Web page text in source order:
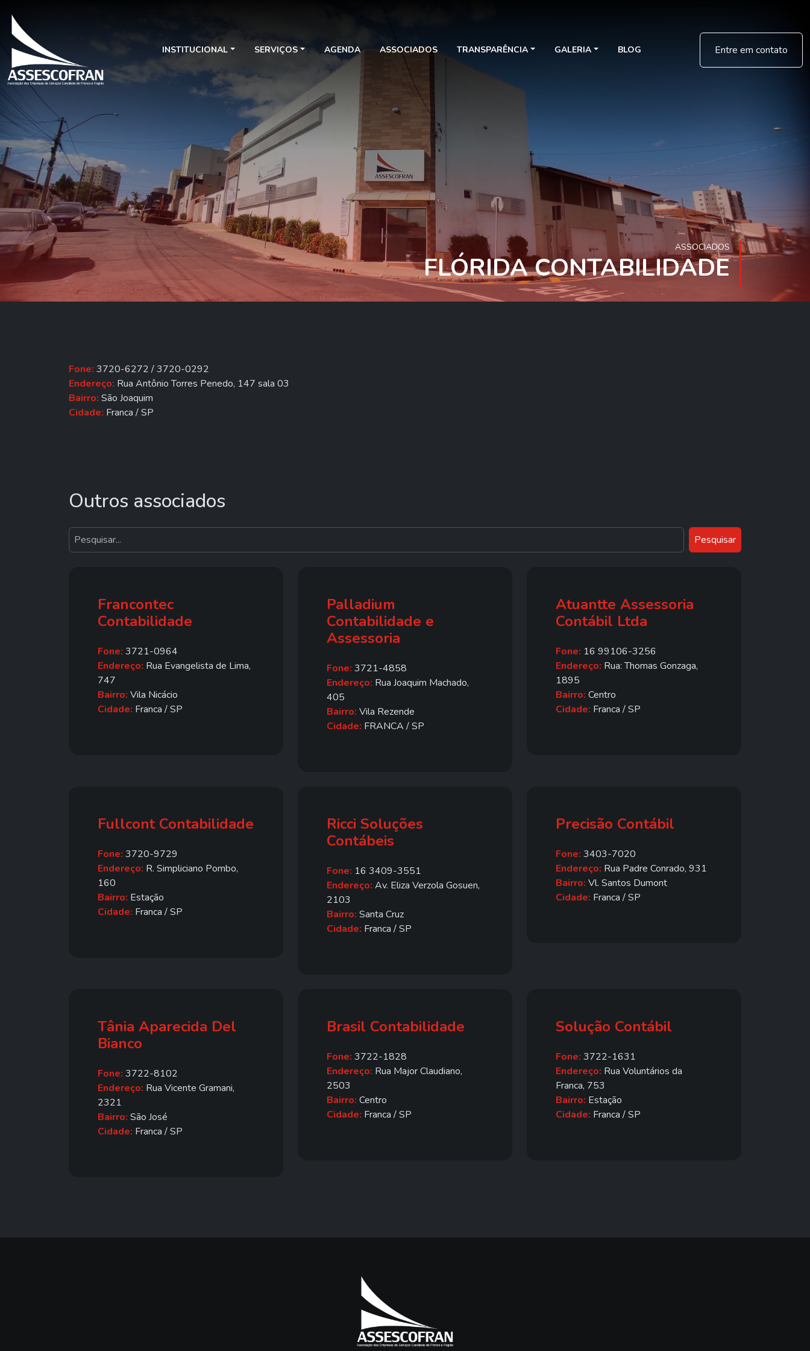
INSTITUCIONAL SERVIÇOS AGENDA ASSOCIADOS TRANSPARÊNCIA GALERIA BLOG Entre em contato
ASSOCIADOS
FLÓRIDA CONTABILIDADE
Fone: 3720-6272 / 3720-0292
Endereço: Rua Antônio Torres Penedo, 147 sala 03
Bairro: São Joaquim
Cidade: Franca / SP
Outros associados
Pesquisar
Francontec
Contabilidade
Fone: 3721-0964
Endereço: Rua Evangelista de Lima,
747
Bairro: Vila Nicácio
Cidade: Franca / SP
Palladium
Contabilidade e
Assessoria
Fone: 3721-4858
Endereço: Rua Joaquim Machado,
405
Bairro: Vila Rezende
Cidade: FRANCA / SP
Atuantte Assessoria
Contábil Ltda
Fone: 16 99106-3256
Endereço: Rua: Thomas Gonzaga,
1895
Bairro: Centro
Cidade: Franca / SP
Fullcont Contabilidade
Fone: 3720-9729
Endereço: R. Simpliciano Pombo,
160
Bairro: Estação
Cidade: Franca / SP
Ricci Soluções
Contábeis
Fone: 16 3409-3551
Endereço: Av. Eliza Verzola Gosuen,
2103
Bairro: Santa Cruz
Cidade: Franca / SP
Precisão Contábil
Fone: 3403-7020
Endereço: Rua Padre Conrado, 931
Bairro: Vl. Santos Dumont
Cidade: Franca / SP
Tânia Aparecida Del
Bianco
Fone: 3722-8102
Endereço: Rua Vicente Gramani,
2321
Bairro: São José
Cidade: Franca / SP
Brasil Contabilidade
Fone: 3722-1828
Endereço: Rua Major Claudiano,
2503
Bairro: Centro
Cidade: Franca / SP
Solução Contábil
Fone: 3722-1631
Endereço: Rua Voluntários da
Franca, 753
Bairro: Estação
Cidade: Franca / SP